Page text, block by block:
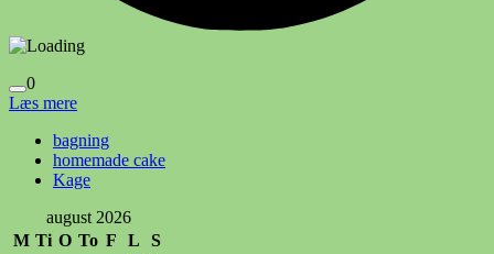
0
Læs mere
bagning
homemade cake
Kage
august 2026
M Ti O To F L
S